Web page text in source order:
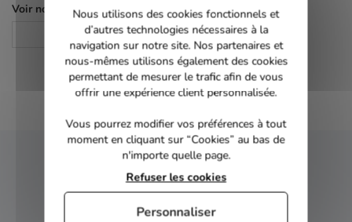
Voir nos autres pages :
CD Audio
NEWSLETTER
Inscrivez-vous et recevez nos bons plans
Nous utilisons des cookies fonctionnels et
d’autres technologies nécessaires à la
navigation sur notre site. Nos partenaires et
nous-mêmes utilisons également des cookies
permettant de mesurer le trafic afin de vous
offrir une expérience client personnalisée.
Vous pourrez modifier vos préférences à tout
moment en cliquant sur “Cookies” au bas de
n'importe quelle page.
Refuser les cookies
Personnaliser